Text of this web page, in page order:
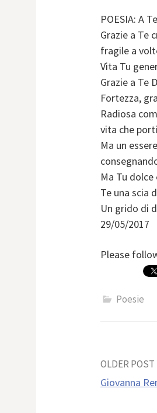
POESIA: A
Grazie a Te
fragile a
Vita Tu
Grazie a Te
Fortezza,
Radiosa
vita che
Ma un
Ma Tu
Te una scia
Un grido di
29/05/2017
Please
Poesie
Post
OLDER POST
Giovanna